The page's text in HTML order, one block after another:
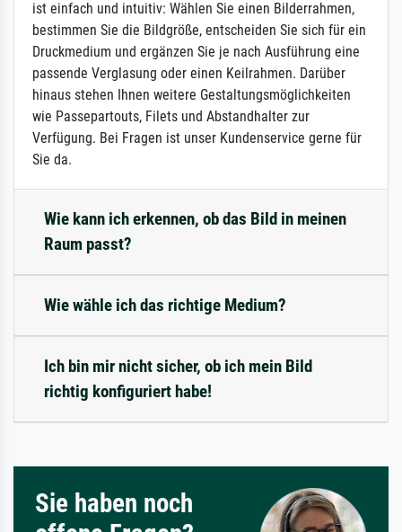
ist einfach und intuitiv: Wählen Sie einen Bilderrahmen,
bestimmen Sie die Bildgröße, entscheiden Sie sich für ein
Druckmedium und ergänzen Sie je nach Ausführung eine
passende Verglasung oder einen Keilrahmen. Darüber
hinaus stehen Ihnen weitere Gestaltungsmöglichkeiten
wie Passepartouts, Filets und Abstandhalter zur
Verfügung. Bei Fragen ist unser Kundenservice gerne für
Sie da.
Wie kann ich erkennen, ob das Bild in meinen
Raum passt?
Wie wähle ich das richtige Medium?
Ich bin mir nicht sicher, ob ich mein Bild
richtig konfiguriert habe!
Sie haben noch